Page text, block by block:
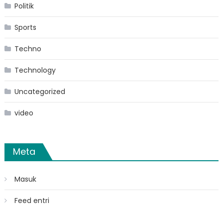
Politik
Sports
Techno
Technology
Uncategorized
video
Meta
Masuk
Feed entri